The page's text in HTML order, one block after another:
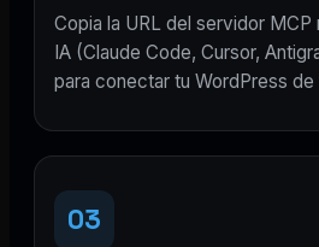
Copia la URL del servidor
IA (Claude Code, Cursor,
para conectar tu WordPress
03